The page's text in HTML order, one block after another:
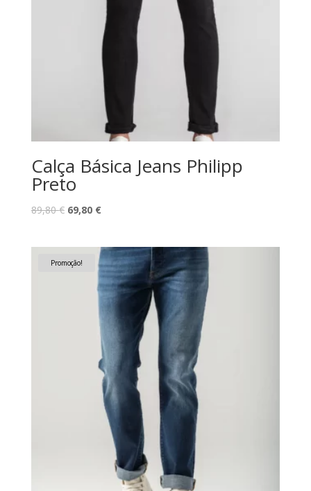
Calça Básica Jeans Philipp
Preto
89,80€ O
era:
89,80 €.
69,80 €O
é:
69,80 €.
Promoção!